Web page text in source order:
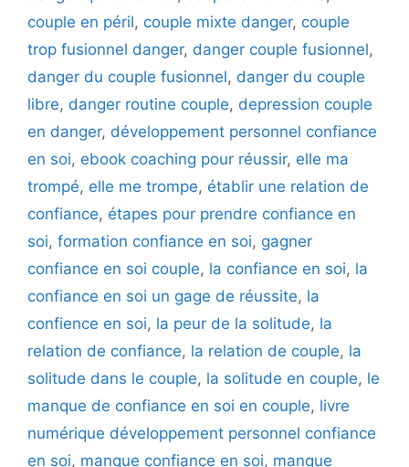
couple en péril, couple mixte danger, couple
trop fusionnel danger, danger couple fusionnel,
danger du couple fusionnel, danger du couple
libre, danger routine couple, depression couple
en danger, développement personnel confiance
en soi, ebook coaching pour réussir, elle ma
trompé, elle me trompe, établir une relation de
confiance, étapes pour prendre confiance en
soi, formation confiance en soi, gagner
confiance en soi couple, la confiance en soi, la
confiance en soi un gage de réussite, la
confience en soi, la peur de la solitude, la
relation de confiance, la relation de couple, la
solitude dans le couple, la solitude en couple, le
manque de confiance en soi en couple, livre
numérique développement personnel confiance
en soi, manque confiance en soi, manque